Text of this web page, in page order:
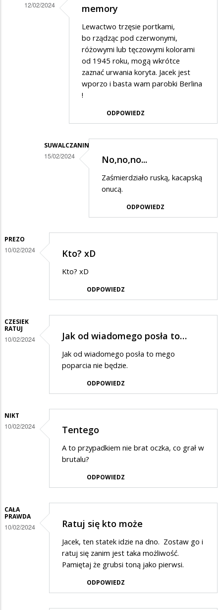
12/02/2024 memory
Lewactwo trzęsie portkami,
bo rządząc pod czerwonymi,
różowymi lub tęczowymi kolorami
od 1945 roku, mogą wkrótce
zaznać urwania koryta. Jacek jest
wporzo i basta wam parobki Berlina
!
ODPOWIEDZ
SUWALCZANIN
15/02/2024
na
memory
No,no,no...
Zaśmierdziało ruską, kacapską
onucą.
ODPOWIEDZ
PREZO
10/02/2024 Kto? xD
Kto? xD
ODPOWIEDZ
CZESIEK
RATUJ
10/02/2024 Jak od wiadomego posła to…
Jak od wiadomego posła to mego
poparcia nie będzie.
ODPOWIEDZ
NIKT
10/02/2024 Tentego
A to przypadkiem nie brat oczka, co grał w
brutalu?
ODPOWIEDZ
CAŁA
PRAWDA
10/02/2024 Ratuj się kto może
Jacek, ten statek idzie na dno. Zostaw go i
ratuj się zanim jest taka możliwość.
Pamiętaj że grubsi toną jako pierwsi.
ODPOWIEDZ